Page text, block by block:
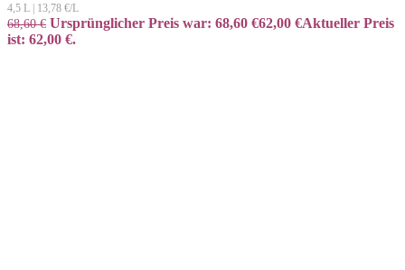
4,5 L | 13,78 €/L
68,60€ Ursprünglicher Preis war: 68,60 €62,00 €Aktueller Preis
ist: 62,00 €.